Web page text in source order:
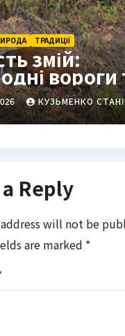
ТРАДИЦІЇ
змій:
вороги
традиції
КУЗЬМЕНКО
Reply
will not be
are marked *